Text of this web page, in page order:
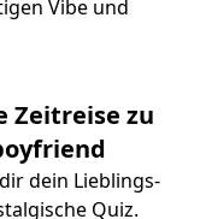
Vibe und
Zeitreise zu
dein Lieblings-
Quiz.